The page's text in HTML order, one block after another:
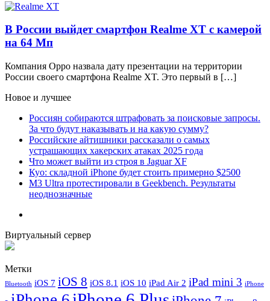
В России выйдет смартфон Realme XT с камерой
на 64 Мп
Компания Oppo назвала дату презентации на территории
России своего смартфона Realme XT. Это первый в […]
Новое и лучшее
Россиян собираются штрафовать за поисковые запросы.
За что будут наказывать и на какую сумму?
Российские айтишники рассказали о самых
устрашающих хакерских атаках 2025 года
Что может выйти из строя в Jaguar XF
Куо: складной iPhone будет стоить примерно $2500
M3 Ultra протестировали в Geekbench. Результаты
неоднозначные
Виртуальный сервер
Метки
Bluetooth iOS 7 iOS 8 iOS 8.1 iOS 10 iPad Air 2 iPad mini 3 iPhone